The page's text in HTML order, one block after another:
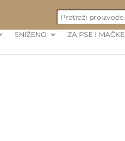
SNIŽENO ZA PSE I MAČKE